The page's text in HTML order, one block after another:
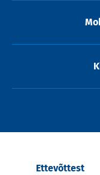
Ettevõttest